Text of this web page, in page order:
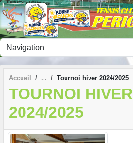
Accueil Tournoi hiver 2024/2025
TOURNOI HIVER
2024/2025
Panneau de gestion des cookies